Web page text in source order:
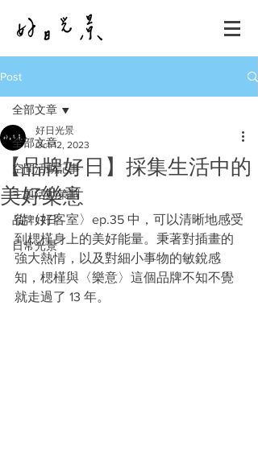
Post
全部文章
空間活動記事
主題活動策劃
品牌好日
日常光景
全部文章
【品牌好日】採集生活中的
美好樂意
好日光景
Oct 12, 2023
從〈好客室〉ep.35 中，可以清晰地感受
到楒槿身上的美好能量。秉著對插畫的
強大熱情，以及對細小事物的敏銳感
知，楒槿與〈樂意〉這個品牌不知不覺
就走過了 13 年。